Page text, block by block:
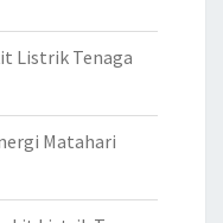
Listrik Tenaga
Matahari